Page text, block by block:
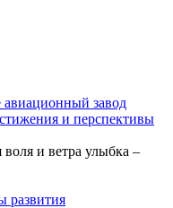
завод
и перспективы
и ветра улыбка –
развития